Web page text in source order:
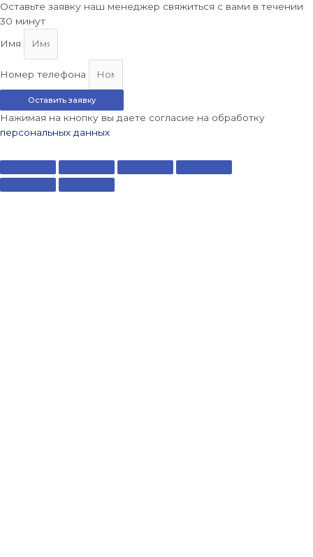
Оставьте заявку наш менеджер свяжиться с вами в течении
30 минут
Имя
Номер телефона
Оставить заявку
Нажимая на кнопку вы даете согласие на обработку
персональных данных